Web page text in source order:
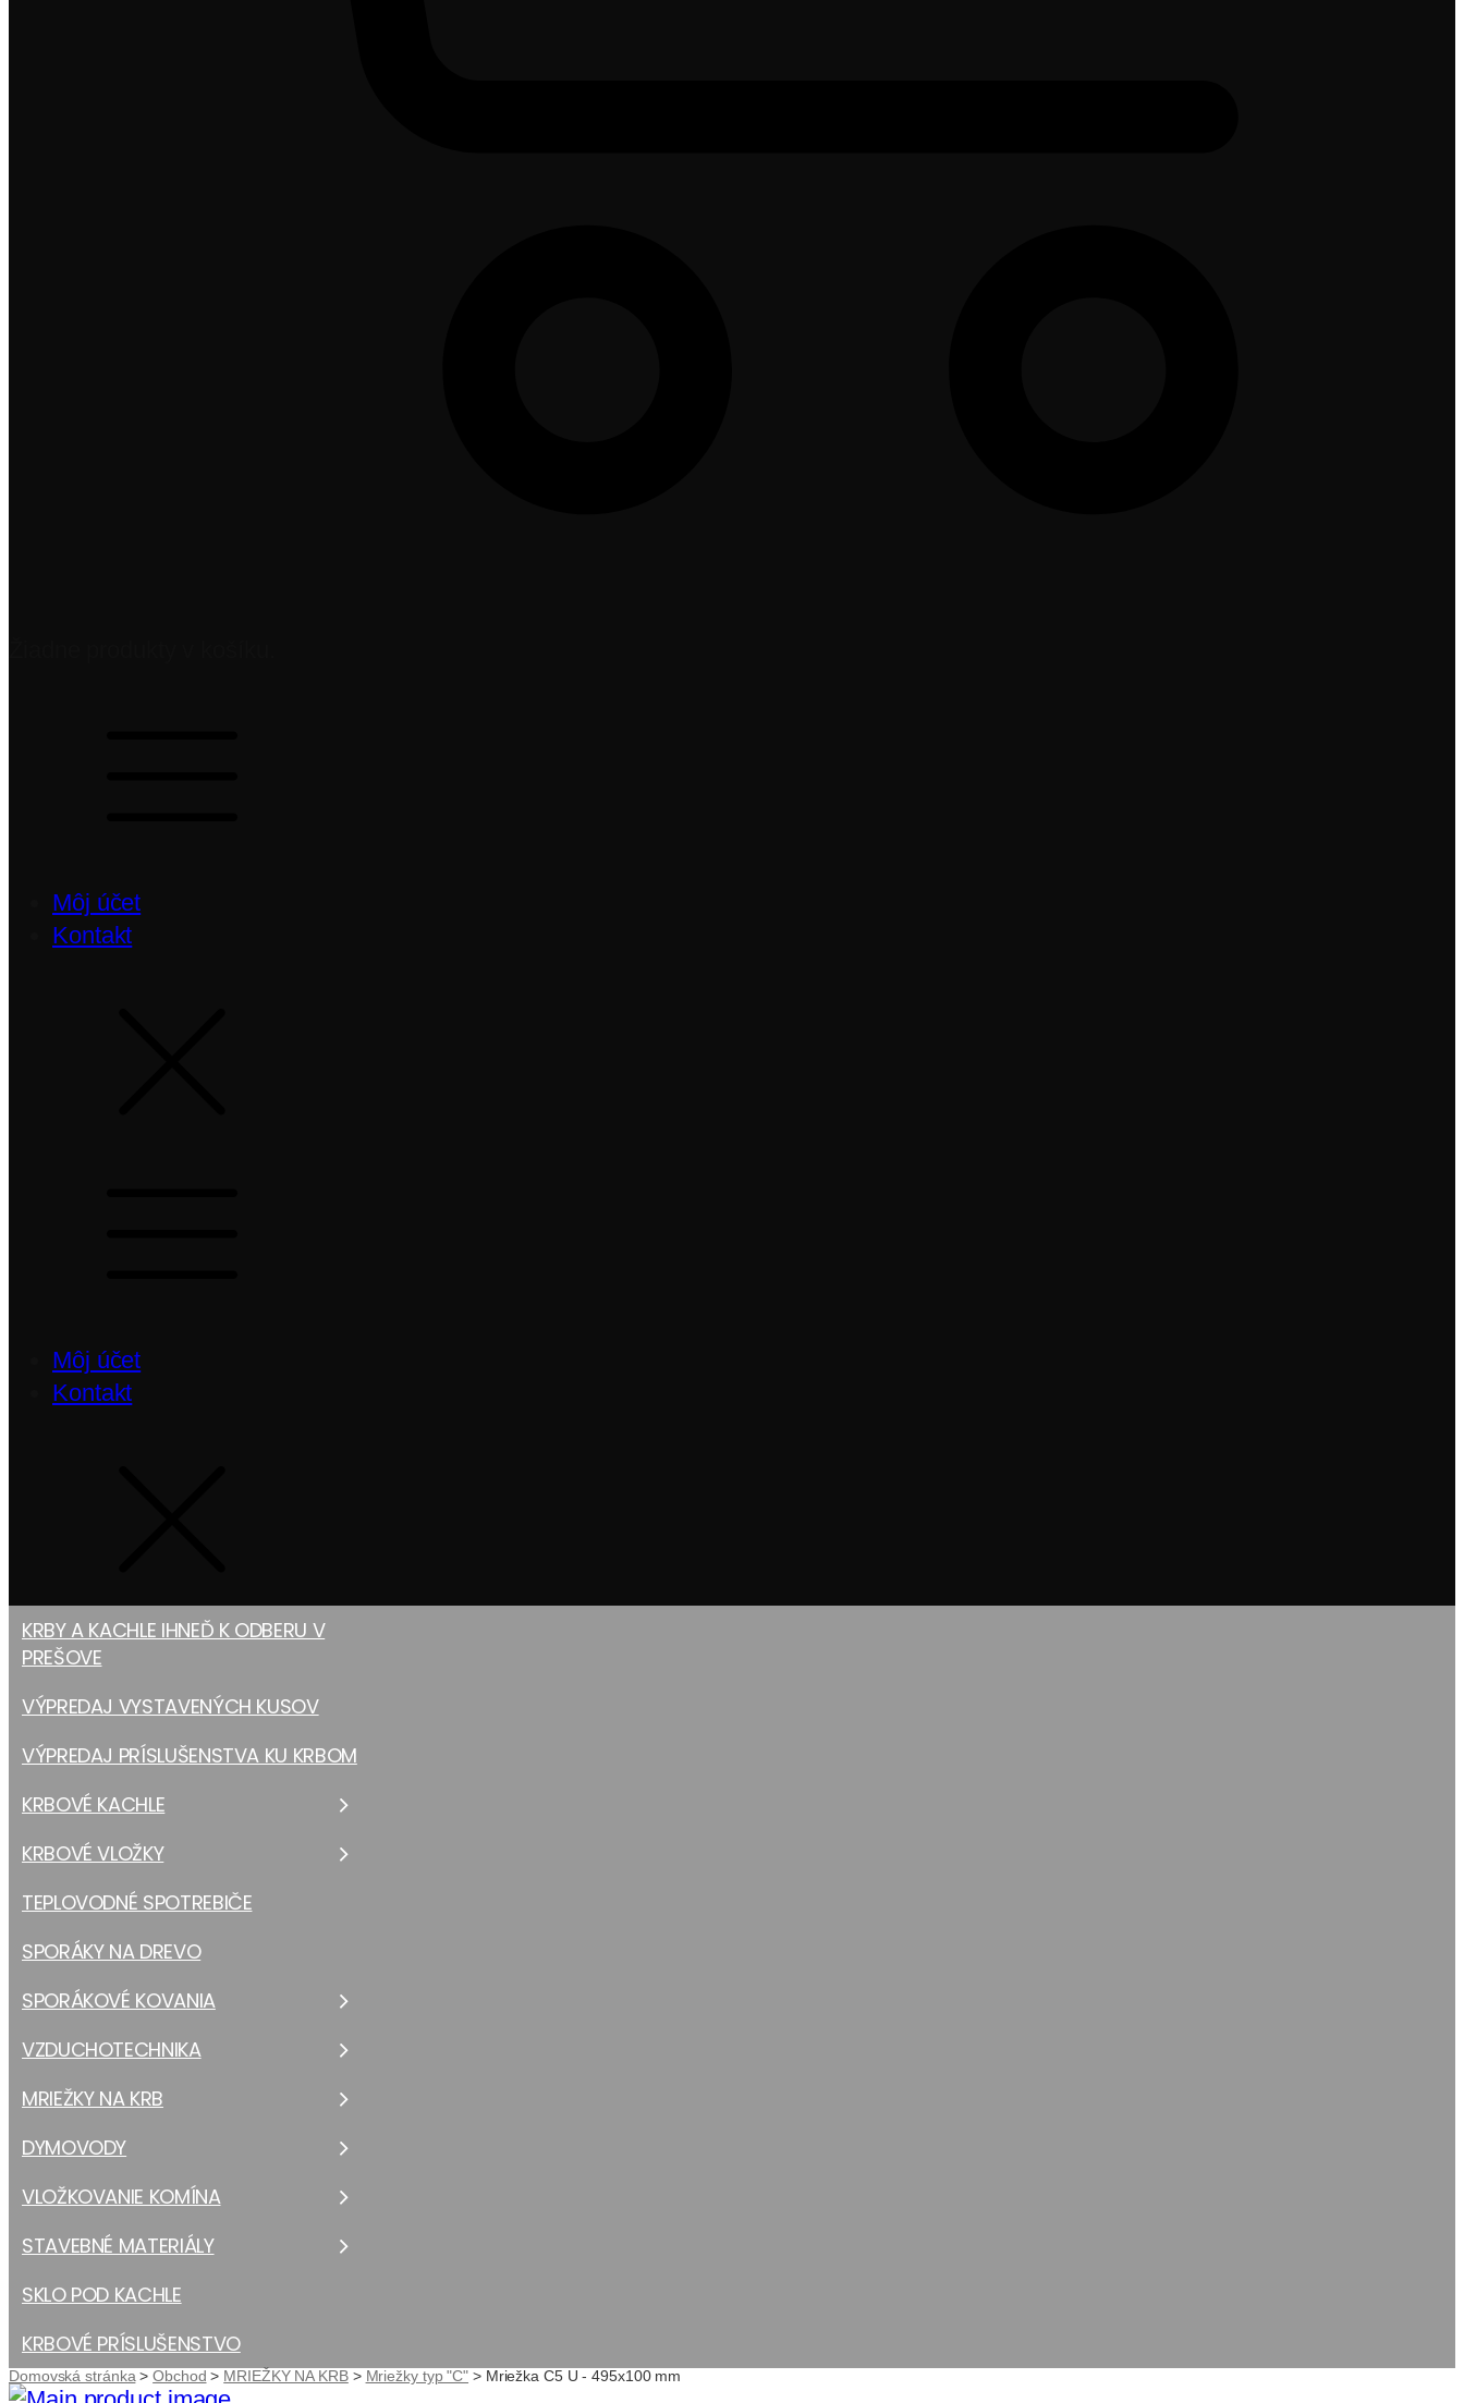
Môj účet
Kontakt
Môj účet
Kontakt
KRBY A KACHLE IHNEĎ K ODBERU V
PREŠOVE
VÝPREDAJ VYSTAVENÝCH KUSOV
VÝPREDAJ PRÍSLUŠENSTVA KU KRBOM
KRBOVÉ KACHLE
KRBOVÉ VLOŽKY
TEPLOVODNÉ SPOTREBIČE
SPORÁKY NA DREVO
SPORÁKOVÉ KOVANIA
VZDUCHOTECHNIKA
MRIEŽKY NA KRB
DYMOVODY
VLOŽKOVANIE KOMÍNA
STAVEBNÉ MATERIÁLY
SKLO POD KACHLE
KRBOVÉ PRÍSLUŠENSTVO
Domovská stránka>Obchod > MRIEŽKY NA KRB> Mriežky typ "C" > Mriežka C5 U - 495x100 mm